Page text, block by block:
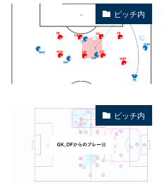
ピッチ内
ピッチ内